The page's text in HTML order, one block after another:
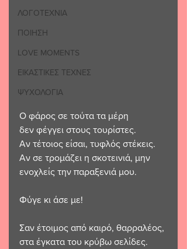
ΛΟΓΟΤΕΧΝΙΑ
ΠΟΙΗΣΗ
LOVE MOMENTS
ΕΙΚΑΣΤΙΚΕΣ ΤΕΧΝΕΣ
ΨΥΧΟΛΟΓΙΑ
Ο φάρος σε τούτα τα μέρη
δεν φέγγει στους τουρίστες.
Αν τέτοιος είσαι, τυφλός στέκεις.
Αν σε τρομάζει η σκοτεινιά, μην
ενοχλείς την παραξενιά μου.
Φύγε κι άσε με!
Σαν έτοιμος από καιρό, θαρραλέος,
στα έγκατα του κρύβω σελίδες.